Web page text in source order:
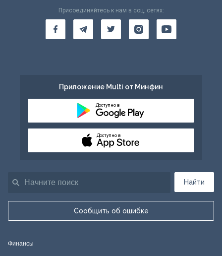
Найти
Сообщить об ошибке
Присоединяйтесь к нам в соц. сетях:
Приложение Multi от Минфин
Доступно в
Доступно в
Финансы